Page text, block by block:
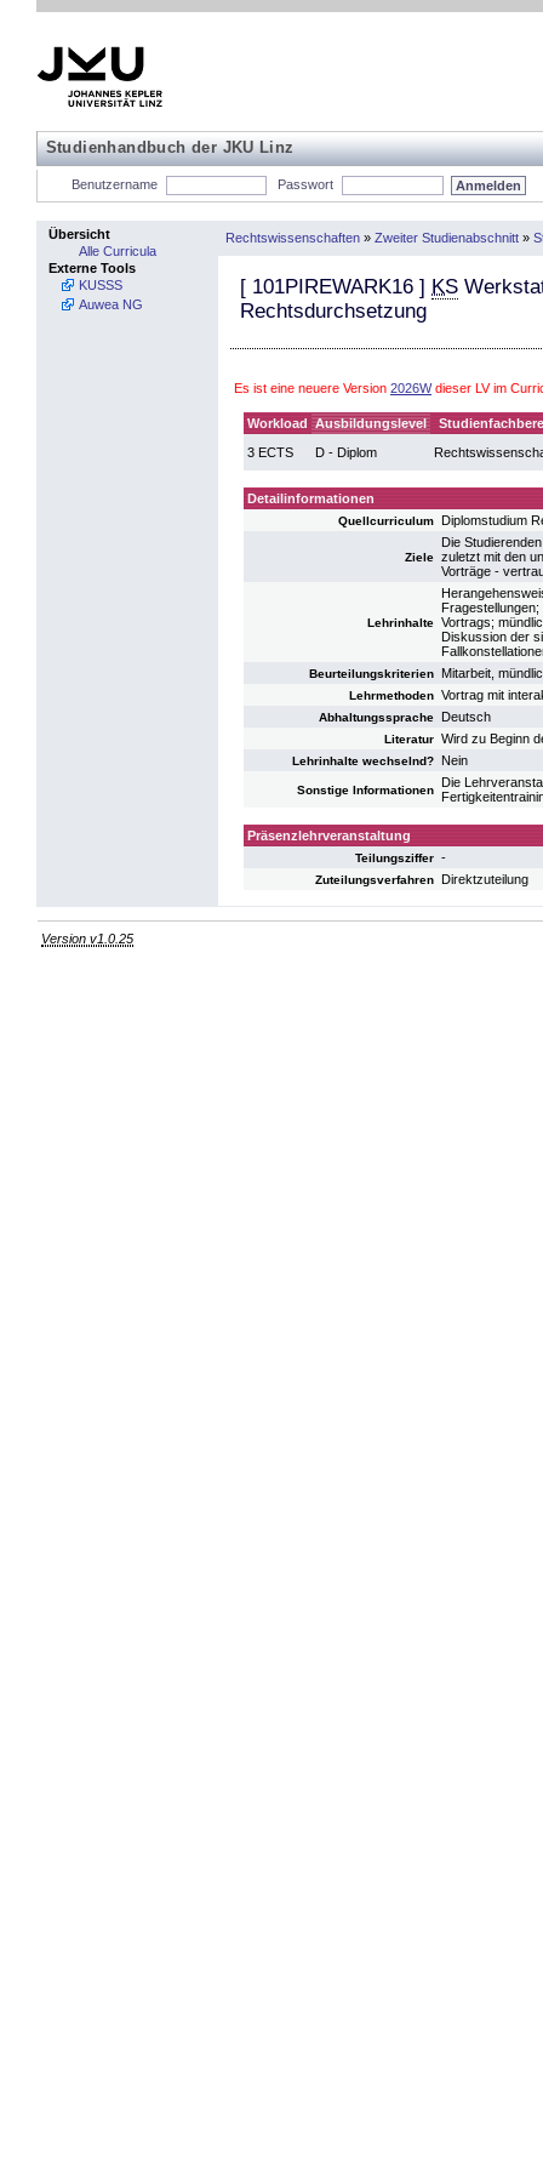
Studienhandbuch der JKU Linz
Benutzername Passwort
Übersicht
Alle Curricula
Externe Tools
KUSSS
Auwea NG
Rechtswissenschaften » Zweiter Studienabschnitt »
[ 101PIREWARK16 ] KS
Rechtsdurchsetzung
Es ist eine neuere Version 2026Wdieser LV im
Workload Ausbildungslevel
3 ECTS
D - Diplom
Detailinformationen
Quellcurriculum Diplomstudium
Ziele
Die
zuletzt mit den
Vorträge -
Lehrinhalte Vortrags;
Diskussion der
Beurteilungskriterien Mitarbeit,
Lehrmethoden Vortrag mit
Abhaltungssprache Deutsch
Literatur Wird zu Beginn
Lehrinhalte wechselnd? Nein
Sonstige Informationen
Die
Präsenzlehrveranstaltung
Teilungsziffer -
Zuteilungsverfahren Direktzuteilung
Version v1.0.25